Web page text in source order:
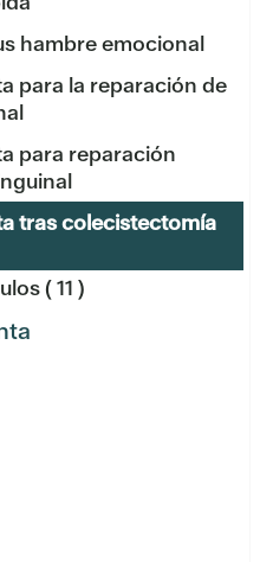
hambre emocional
para la reparación de
para reparación
tras colecistectomía
( 11 )